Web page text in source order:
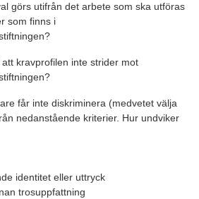
görs utifrån det arbete som ska utföras
som finns i
kravprofilen inte strider mot
får inte diskriminera (medvetet välja
nedanstående kriterier. Hur undviker
identitet eller uttryck
trosuppfattning